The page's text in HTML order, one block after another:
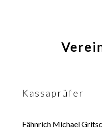
Kassaprüfer
Fähnrich Michael